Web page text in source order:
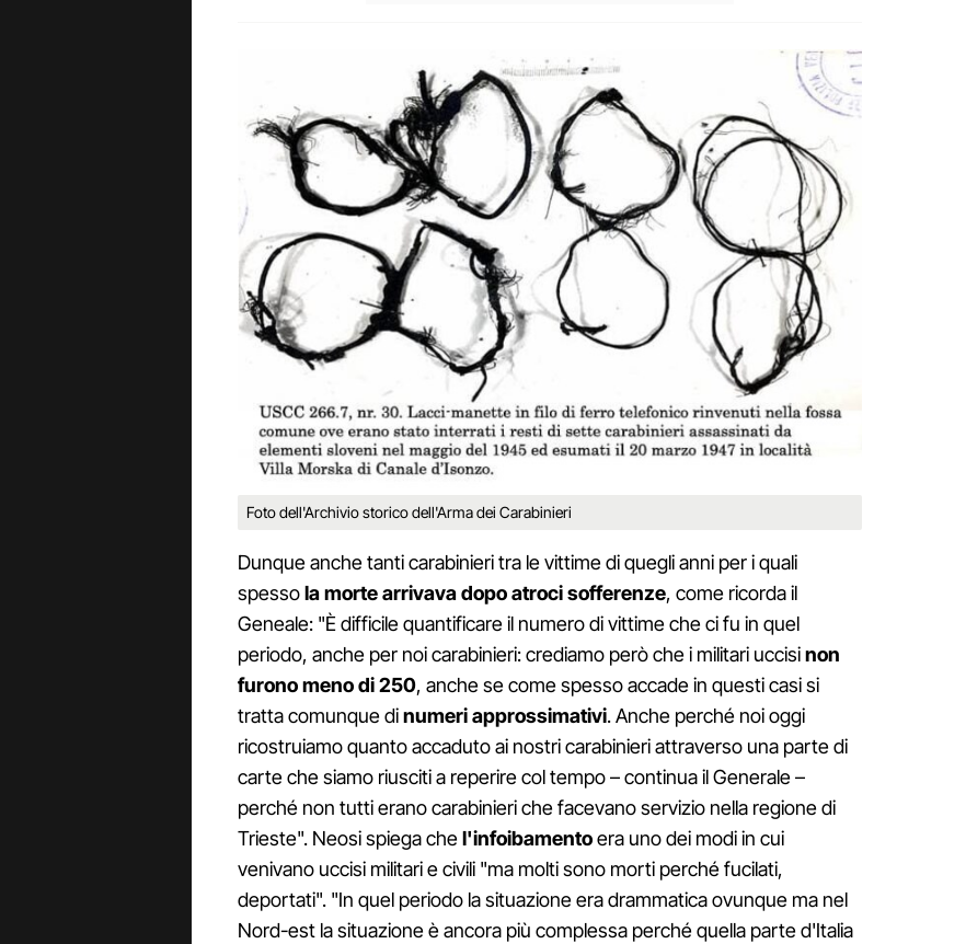
Foto dell'Archivio storico dell'Arma dei Carabinieri
Dunque anche tanti carabinieri tra le vittime di quegli anni per i quali
spessola morte arrivava dopo atroci sofferenze, come ricorda il
Geneale: "È difficile quantificare il numero di vittime che ci fu in quel
periodo, anche per noi carabinieri: crediamo però che i militari uccisinon
furono meno di 250, anche se come spesso accade in questi casi si
tratta comunque dinumeri approssimativi. Anche perché noi oggi
ricostruiamo quanto accaduto ai nostri carabinieri attraverso una parte di
carte che siamo riusciti a reperire col tempo – continua il Generale –
perché non tutti erano carabinieri che facevano servizio nella regione di
Trieste". Neosi spiega chel'infoibamentoera uno dei modi in cui
venivano uccisi militari e civili "ma molti sono morti perché fucilati,
deportati". "In quel periodo la situazione era drammatica ovunque ma nel
Nord-est la situazione è ancora più complessa perché quella parte d'Italia